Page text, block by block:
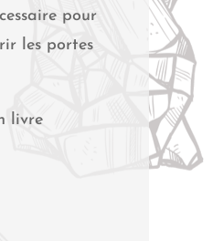
pour
les portes
livre